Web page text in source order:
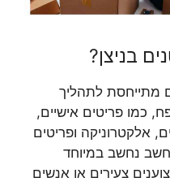
בניצן?
מתייחסת לתהליך
כמו פריטים אישיים,
אלקטרוניקה ופריטים
נחשב במיוחד
צעירים או אנשים